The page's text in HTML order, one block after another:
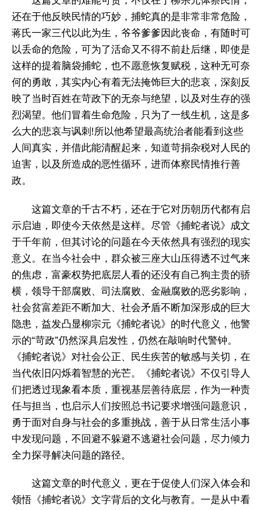
还在于他反映民情的巧妙，捕蛇真的是非常非常危险，
蒋氏一家三代以此为生，爷爷爹爹因此丧命，有随时可
以丢命的危险，可为了活命又不得不前赴后继，即使是
这样的提着脑袋捕蛇，也不愿意恢复赋税，这种无可奈
何的勇敢，其实内心有着无法掩饰巨大的悲哀，深刻反
映了当时百姓在苛政下的无奈与绝望，以及对生存的强
烈渴望。他们冒着生命危险，只为了一线生机，这是多
么大的悲哀与讽刺!所以他希望最高统治者能看到这些
人间真实，并借此能清醒起来，知道苛捐杂税对人民的
迫害，以及所造成的恶性循环，进而体察民情推行善
政。
这篇文章的千古不朽，还在于它对历朝历代都有启
示启迪，即使今天依然是这样。尽管《捕蛇者说》成文
于千年前，但其讨论的问题在今天依然具有强烈的现实
意义。在当今社会中，群众被三座大山压得透不过气来
的焦虑，富豪权势把底层人看的还没有自己狗主贵的骄
横，领导干部腐败、司法腐败、金融腐败的恶劣影响，
社会贫富差距不断加大、社会矛盾不断加深形成的巨大
隐患，益发凸显柳宗元《捕蛇者说》的时代意义，他警
示的“苛政”仍然深具启发性，仍然在敲响时代警钟。
《捕蛇者说》对社会公正、民生疾苦的敏感与关切，在
当代依旧闪烁着智慧的光芒。《捕蛇者说》不仅引导人
们把透过现象看本质，重视基层善待底层，作为一种责
任与担当，也启示人们按照总书记要求增强问题意识，
勇于面对自身与社会的多重挑战，善于从日常生活小事
中发现问题，不回避不躲避不逃避社会问题，尽力倾力
全力探寻解决问题的路径。
这篇文章的时代意义，更在于促使人们深入体会和
领悟《捕蛇者说》文字背后的文化与教育。一是从中看